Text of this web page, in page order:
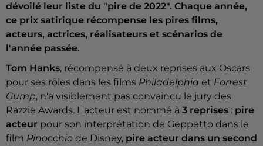
dévoilé leur liste du "pire de 2022". Chaque année,
ce prix satirique récompense les pires films,
acteurs, actrices, réalisateurs et scénarios de
l'année passée.
Tom Hanks, récompensé à deux reprises aux Oscars
pour ses rôles dans les films Philadelphia et Forrest
Gump, n'a visiblement pas convaincu le jury des
Razzie Awards. L'acteur est nommé à 3 reprises : pire
acteur pour son interprétation de Geppetto dans le
film Pinocchio de Disney, pire acteur dans un second